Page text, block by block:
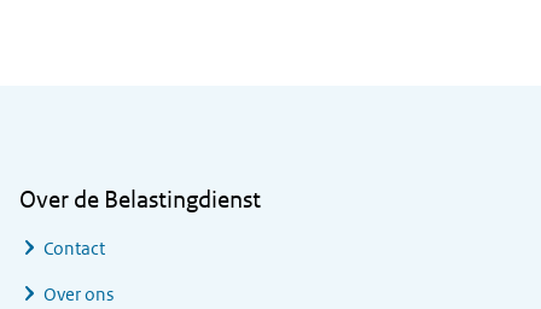
Over de Belastingdienst
Contact
Over ons